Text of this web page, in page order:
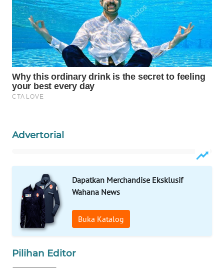
Advertorial
Dapatkan Merchandise Eksklusif
Wahana News
Buka Katalog
Pilihan Editor
WAHANANEWS
ID
WAHANANEWS
CO ID
WAHANANEWS
NET
UMKM
WAHANA
SELEB
WAHANA
PERSONA